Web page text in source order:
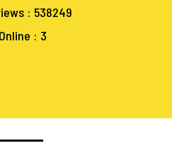
: 538249
: 3